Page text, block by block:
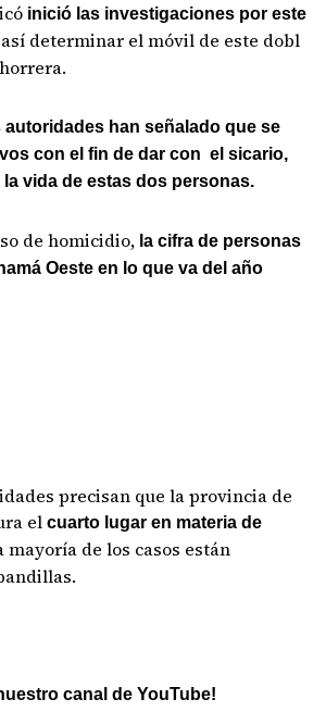
inició las investigaciones por este
determinar el móvil de este dobl
autoridades han señalado que se
con el fin de dar con el sicario,
vida de estas dos personas.
de homicidio, la cifra de personas
Oeste en lo que va del año
precisan que la provincia de
el cuarto lugar en materia de
mayoría de los casos están
canal de YouTube!